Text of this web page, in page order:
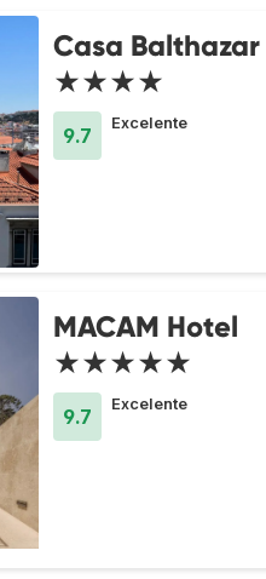
Casa Balthazar
★★★★
9.7
Excelente
MACAM Hotel
★★★★★
9.7
Excelente